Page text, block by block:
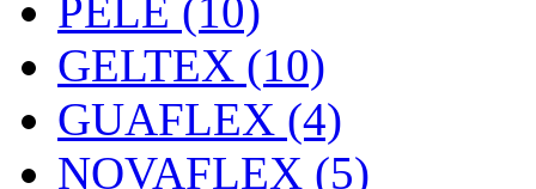
PELE (10)
GELTEX (10)
GUAFLEX (4)
NOVAFLEX (5)